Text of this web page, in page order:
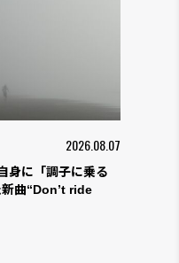
2026.08.07
身に「調子に乗る
曲“Don’t ride